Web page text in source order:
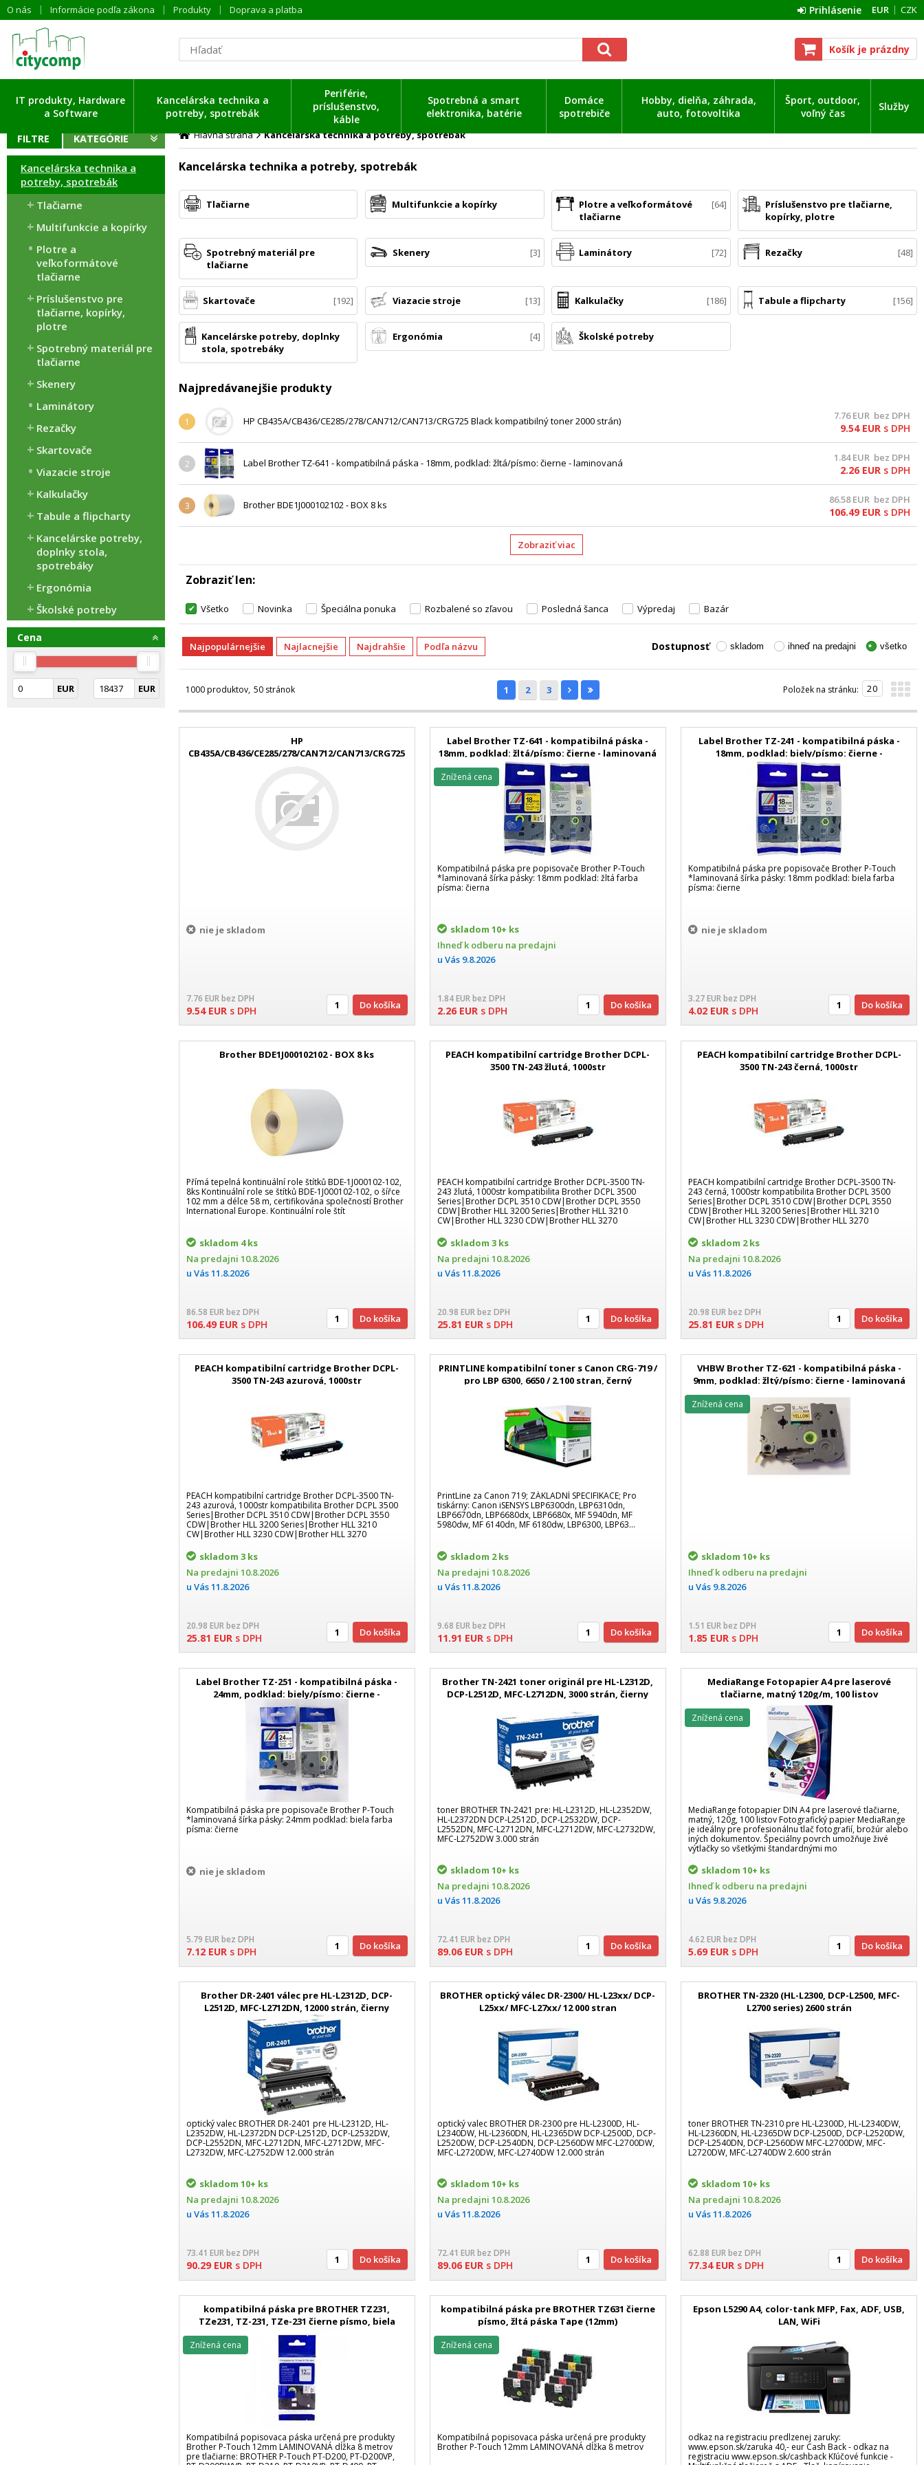
O nás Informácie podľa zákona Produkty Doprava a platba EUR CZK
Prihlásenie
Košík je prázdny
IT produkty, Hardware
a Software
Kancelárska technika a
potreby, spotrebák
Periférie,
príslušenstvo,
káble
Spotrebná a smart
elektronika, batérie
Domáce
spotrebiče
Hobby, dielňa, záhrada,
auto, fotovoltika
Šport, outdoor,
voľný čas
Služby
FILTRE KATEGÓRIE
Kancelárska technika a
potreby, spotrebák
Tlačiarne
Multifunkcie a kopírky
Plotre a
veľkoformátové
tlačiarne
Príslušenstvo pre
tlačiarne, kopírky,
plotre
Spotrebný materiál pre
tlačiarne
Skenery
Laminátory
Rezačky
Skartovače
Viazacie stroje
Kalkulačky
Tabule a flipcharty
Kancelárske potreby,
doplnky stola,
spotrebáky
Ergonómia
Školské potreby
Cena
EUR EUR
Hlavná strana Kancelárska technika a potreby, spotrebák
Kancelárska technika a potreby, spotrebák
Tlačiarne Multifunkcie a kopírky
Plotre a veľkoformátové
tlačiarne
64
Príslušenstvo pre tlačiarne,
kopírky, plotre
Spotrebný materiál pre
tlačiarne
Skenery 3 Laminátory 72 Rezačky 48
Skartovače 192 Viazacie stroje 13 Kalkulačky 186 Tabule a flipcharty 156
Kancelárske potreby, doplnky
stola, spotrebáky
Ergonómia 4 Školské potreby
Najpredávanejšie produkty
1 HP CB435A/CB436/CE285/278/CAN712/CAN713/CRG725 Black kompatibilný toner 2000 strán) 7.76EUR bez DPH
9.54 EUR s DPH
2 Label Brother TZ-641 - kompatibilná páska - 18mm, podklad: žltá/písmo: čierne - laminovaná 1.84EUR bez DPH
2.26 EUR s DPH
3 Brother BDE1J000102102 - BOX 8 ks 86.58EUR bez DPH
106.49 EUR s DPH
Zobraziť viac
Zobraziť len
Všetko Novinka Špeciálna ponuka Rozbalené so zľavou Posledná šanca Výpredaj Bazár
Najpopulárnejšie Najlacnejšie Najdrahšie Podľa názvu Dostupnosť skladom ihneď na predajni všetko
1000 produktov 50 stránok 1 2 3 Položek na stránku:
HP
CB435A/CB436/CE285/278/CAN712/CAN713/CRG725
nie je skladom
7.76 EURbez DPH
9.54EUR s DPH Do košíka
Label Brother TZ-641 - kompatibilná páska -
18mm, podklad: žltá/písmo: čierne - laminovaná
Kompatibilná páska pre popisovače Brother P-Touch
*laminovaná šírka pásky: 18mm podklad: žltá farba
písma: čierna
skladom 10+ ks
Ihneď k odberu na predajni
u Vás 9.8.2026
1.84EURbez DPH
2.26 EUR s DPH
Znížená cena
Do košíka
Label Brother TZ-241 - kompatibilná páska -
18mm, podklad: biely/písmo: čierne -
laminovaná
Kompatibilná páska pre popisovače Brother P-Touch
*laminovaná šírka pásky: 18mm podklad: biela farba
písma: čierne
nie je skladom
3.27EURbez DPH
4.02 EUR s DPH Do košíka
Brother BDE1J000102102 - BOX 8 ks
Přímá tepelná kontinuální role štítků BDE-1J000102-102,
8ks Kontinuální role se štítků BDE-1J000102-102, o šířce
102 mm a délce 58 m, certifikována společností Brother
International Europe. Kontinuální role štít
skladom 4 ks
Na predajni 10.8.2026
u Vás11.8.2026
86.58 EURbez DPH
106.49 EUR s DPH Do košíka
PEACH kompatibilní cartridge Brother DCPL-
3500 TN-243 žlutá, 1000str
PEACH kompatibilní cartridge Brother DCPL-3500 TN-
243 žlutá, 1000str kompatibilita Brother DCPL 3500
Series|Brother DCPL 3510 CDW|Brother DCPL 3550
CDW|Brother HLL 3200 Series|Brother HLL 3210
CW|Brother HLL 3230 CDW|Brother HLL 3270
skladom 3 ks
Na predajni 10.8.2026
u Vás11.8.2026
20.98 EURbez DPH
25.81 EUR s DPH Do košíka
PEACH kompatibilní cartridge Brother DCPL-
3500 TN-243 černá, 1000str
PEACH kompatibilní cartridge Brother DCPL-3500 TN-
243 černá, 1000str kompatibilita Brother DCPL 3500
Series|Brother DCPL 3510 CDW|Brother DCPL 3550
CDW|Brother HLL 3200 Series|Brother HLL 3210
CW|Brother HLL 3230 CDW|Brother HLL 3270
skladom 2 ks
Na predajni 10.8.2026
u Vás11.8.2026
20.98 EURbez DPH
25.81 EUR s DPH Do košíka
PEACH kompatibilní cartridge Brother DCPL-
3500 TN-243 azurová, 1000str
PEACH kompatibilní cartridge Brother DCPL-3500 TN-
243 azurová, 1000str kompatibilita Brother DCPL 3500
Series|Brother DCPL 3510 CDW|Brother DCPL 3550
CDW|Brother HLL 3200 Series|Brother HLL 3210
CW|Brother HLL 3230 CDW|Brother HLL 3270
skladom 3 ks
Na predajni 10.8.2026
u Vás11.8.2026
20.98 EURbez DPH
25.81 EUR s DPH Do košíka
PRINTLINE kompatibilní toner s Canon CRG-719 /
pro LBP 6300, 6650 / 2.100 stran, černý
PrintLine za Canon 719; ZÁKLADNÍ SPECIFIKACE; Pro
tiskárny: Canon iSENSYS LBP6300dn, LBP6310dn,
LBP6670dn, LBP6680dx, LBP6680x, MF 5940dn, MF
5980dw, MF 6140dn, MF 6180dw, LBP6300, LBP63...
skladom 2 ks
Na predajni 10.8.2026
u Vás11.8.2026
9.68 EURbez DPH
11.91 EUR s DPH Do košíka
VHBW Brother TZ-621 - kompatibilná páska -
9mm, podklad: žltý/písmo: čierne - laminovaná
skladom 10+ ks
Ihneď k odberu na predajni
u Vás 9.8.2026
1.51 EURbez DPH
1.85 EUR s DPH
Znížená cena
Do košíka
Label Brother TZ-251 - kompatibilná páska -
24mm, podklad: biely/písmo: čierne -
laminovaná
Kompatibilná páska pre popisovače Brother P-Touch
*laminovaná šírka pásky: 24mm podklad: biela farba
písma: čierne
nie je skladom
5.79 EURbez DPH
7.12 EUR s DPH Do košíka
Brother TN-2421 toner originál pre HL-L2312D,
DCP-L2512D, MFC-L2712DN, 3000 strán, čierny
toner BROTHER TN-2421 pre: HL-L2312D, HL-L2352DW,
HL-L2372DN DCP-L2512D, DCP-L2532DW, DCP-
L2552DN, MFC-L2712DN, MFC-L2712DW, MFC-L2732DW,
MFC-L2752DW 3.000 strán
skladom 10+ ks
Na predajni 10.8.2026
u Vás11.8.2026
72.41 EURbez DPH
89.06 EUR s DPH Do košíka
MediaRange Fotopapier A4 pre laserové
tlačiarne, matný 120g/m, 100 listov
MediaRange fotopapier DIN A4 pre laserové tlačiarne,
matný, 120g, 100 listov Fotografický papier MediaRange
je ideálny pre profesionálnu tlač fotografií, brožúr alebo
iných dokumentov. Špeciálny povrch umožňuje živé
výtlačky so všetkými štandardnými mo
skladom 10+ ks
Ihneď k odberu na predajni
u Vás 9.8.2026
4.62EURbez DPH
5.69 EUR s DPH
Znížená cena
Do košíka
Brother DR-2401 válec pre HL-L2312D, DCP-
L2512D, MFC-L2712DN, 12000 strán, čierny
optický valec BROTHER DR-2401 pre HL-L2312D, HL-
L2352DW, HL-L2372DN DCP-L2512D, DCP-L2532DW,
DCP-L2552DN, MFC-L2712DN, MFC-L2712DW, MFC-
L2732DW, MFC-L2752DW 12.000 strán
skladom 10+ ks
Na predajni 10.8.2026
u Vás11.8.2026
73.41 EURbez DPH
90.29 EUR s DPH Do košíka
BROTHER optický válec DR-2300/ HL-L23xx/ DCP-
L25xx/ MFC-L27xx/ 12 000 stran
optický valec BROTHER DR-2300 pre HL-L2300D, HL-
L2340DW, HL-L2360DN, HL-L2365DW DCP-L2500D, DCP-
L2520DW, DCP-L2540DN, DCP-L2560DW MFC-L2700DW,
MFC-L2720DW, MFC-L2740DW 12.000 strán
skladom 10+ ks
Na predajni 10.8.2026
u Vás11.8.2026
72.41 EURbez DPH
89.06 EUR s DPH Do košíka
BROTHER TN-2320 (HL-L2300, DCP-L2500, MFC-
L2700 series) 2600 strán
toner BROTHER TN-2310 pre HL-L2300D, HL-L2340DW,
HL-L2360DN, HL-L2365DW DCP-L2500D, DCP-L2520DW,
DCP-L2540DN, DCP-L2560DW MFC-L2700DW, MFC-
L2720DW, MFC-L2740DW 2.600 strán
skladom 10+ ks
Na predajni 10.8.2026
u Vás11.8.2026
62.88 EURbez DPH
77.34EUR s DPH Do košíka
kompatibilná páska pre BROTHER TZ231,
TZe231, TZ-231, TZe-231 čierne písmo, biela
páska Tape (12mm)
Kompatibilná popisovaca páska určená pre produkty
Brother P-Touch 12mm LAMINOVANÁ dĺžka 8 metrov
pre tlačiarne: BROTHER P-Touch PT-D200, PT-D200VP,
Znížená cena
kompatibilná páska pre BROTHER TZ631 čierne
písmo, žltá páska Tape (12mm)
Kompatibilná popisovaca páska určená pre produkty
Brother P-Touch 12mm LAMINOVANÁ dĺžka 8 metrov
Znížená cena
Epson L5290 A4, color-tank MFP, Fax, ADF, USB,
LAN, WiFi
odkaz na registraciu predlzenej zaruky:
www.epson.sk/zaruka 40,- eur Cash Back - odkaz na
registraciu www.epson.sk/cashback Kľúčové funkcie -
dáta ...